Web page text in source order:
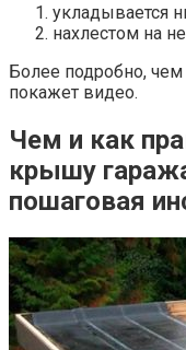
укладывается
нахлестом на
Более подробно,
покажет видео.
Чем и как
крышу
пошаговая